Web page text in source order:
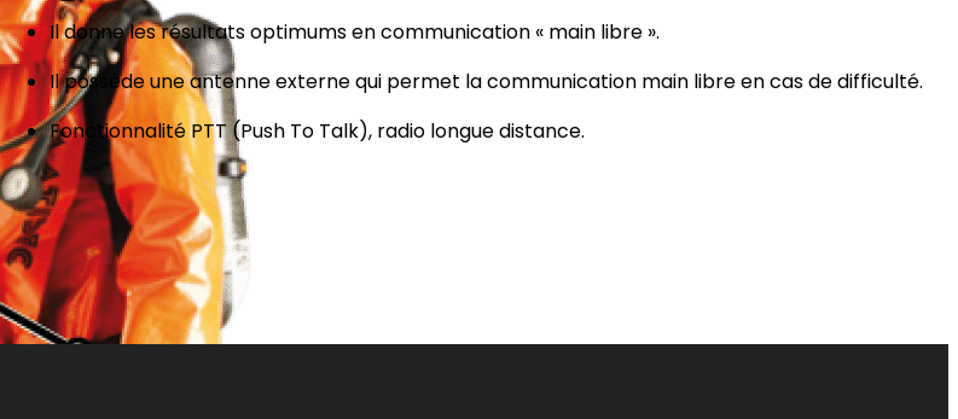
Il donne les résultats optimums en communication « main libre ».
Il possède une antenne externe qui permet la communication main libre en cas de difficulté.
Fonctionnalité PTT (Push To Talk), radio longue distance.